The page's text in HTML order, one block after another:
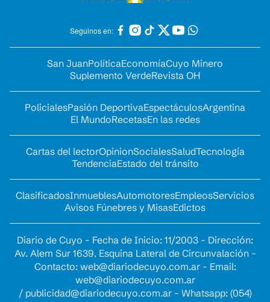
Seguinos en:
San JuanPolíticaEconomíaCuyo Minero
Suplemento VerdeRevista OH
PolicialesPasión DeportivaEspectáculosArgentina
El MundoRecetasEn las redes
Cartas del lectorOpinionSocialesSaludTecnología
TendenciaEstado del tránsito
ClasificadosInmueblesAutomotoresEmpleosServicios
Avisos Fúnebres y MisasEdictos
Diario de Cuyo - Fecha de Inicio: 11/2003 - Dirección:
Av. Alem Sur 1639. Esquina Lateral de Circunvalación -
Contacto: web@diariodecuyo.com.ar- Email:
web@diariodecuyo.com.ar
/ publicidad@diariodecuyo.com.ar- Whatsapp: (054)